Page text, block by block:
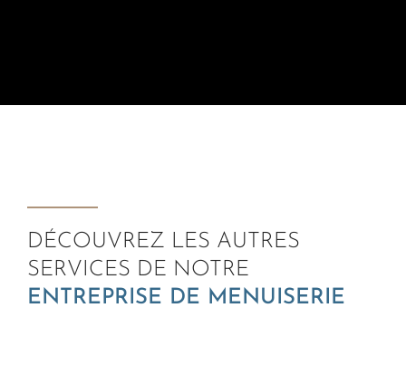
DÉCOUVREZ LES AUTRES
SERVICES DE NOTRE
ENTREPRISE DE MENUISERIE